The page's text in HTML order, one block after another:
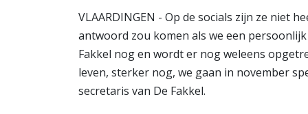
VLAARDINGEN - Op de socials zijn ze niet
antwoord zou komen als we een
Fakkel nog en wordt er nog weleens
leven, sterker nog, we gaan in november
secretaris van De Fakkel.